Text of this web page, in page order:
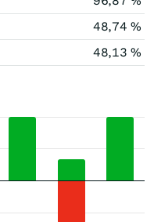
48,74 %
48,13 %